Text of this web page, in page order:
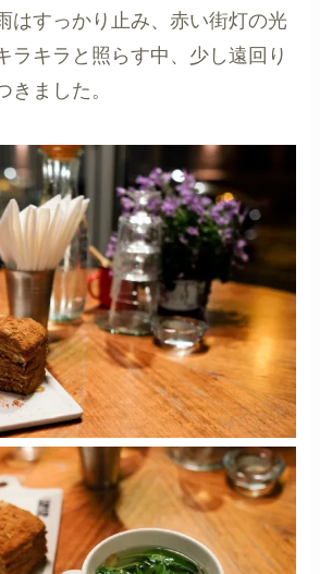
はすっかり止み、赤い街灯の光
ラキラと照らす中、少し遠回り
ました。